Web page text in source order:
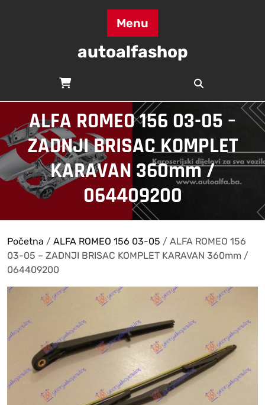
Menu
autoalfashop
ALFA ROMEO 156 03-05 –
ZADNJI BRISAC KOMPLET
KARAVAN 360mm /
064409200
Početna / ALFA ROMEO 156 03-05 / ALFA ROMEO 156
03-05 – ZADNJI BRISAC KOMPLET KARAVAN 360mm /
064409200